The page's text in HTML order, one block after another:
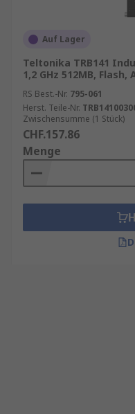
Auf Lager
Teltonika TRB141
1,2 GHz 512MB,
RS Best.-Nr. 795-061
Herst. Teile-Nr.
Zwischensumme (1 Stück)
CHF.157.86
Menge